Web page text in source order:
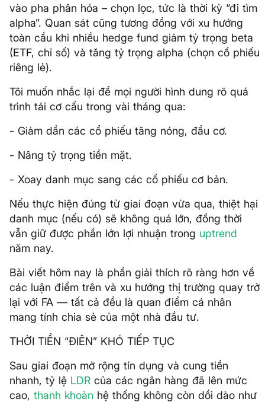
vào pha phân hóa – chọn lọc, tức là thời kỳ “đi tìm
alpha”. Quan sát cũng tương đồng với xu hướng
toàn cầu khi nhiều hedge fund giảm tỷ trọng beta
(ETF, chỉ số) và tăng tỷ trọng alpha (chọn cổ phiếu
riêng lẻ).
Tôi muốn nhắc lại để mọi người hình dung rõ quá
trình tái cơ cấu trong vài tháng qua:
- Giảm dần các cổ phiếu tăng nóng, đầu cơ.
- Nâng tỷ trọng tiền mặt.
- Xoay danh mục sang các cổ phiếu cơ bản.
Nếu thực hiện đúng từ giai đoạn vừa qua, thiệt hại
danh mục (nếu có) sẽ không quá lớn, đồng thời
vẫn giữ được phần lớn lợi nhuận trong uptrend
năm nay.
Bài viết hôm nay là phần giải thích rõ ràng hơn về
các luận điểm trên và xu hướng thị trường quay trở
lại với FA — tất cả đều là quan điểm cá nhân
mang tính chia sẻ của một nhà đầu tư.
THỜI TIỀN “ĐIÊN” KHÓ TIẾP TỤC
Sau giai đoạn mở rộng tín dụng và cung tiền
nhanh, tỷ lệ LDR của các ngân hàng đã lên mức
cao, thanh khoản hệ thống không còn dồi dào như